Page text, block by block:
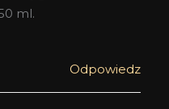
ml.
Odpowiedz